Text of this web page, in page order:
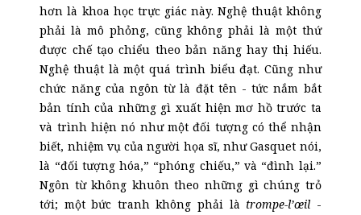
hơn là khoa học trực giác này. Nghệ thuật không
phải là mô phỏng, cũng không phải là một thứ
được chế tạo chiểu theo bản năng hay thị hiếu.
Nghệ thuật là một quá trình biểu đạt. Cũng như
chức năng của ngôn từ là đặt tên - tức nắm bắt
bản tính của những gì xuất hiện mơ hồ trước ta
và trình hiện nó như một đối tượng có thể nhận
biết, nhiệm vụ của người họa sĩ, như Gasquet nói,
là “đối tượng hóa,” “phóng chiếu,” và “đình lại.”
Ngôn từ không khuôn theo những gì chúng trỏ
tới; một bức tranh không phải là trompe-l’œil -